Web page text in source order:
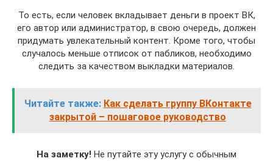
То есть, если человек вкладывает деньги в проект ВК,
его автор или администратор, в свою очередь, должен
придумать увлекательный контент. Кроме того, чтобы
случалось меньше отписок от пабликов, необходимо
следить за качеством выкладки материалов.
Читайте также: Как сделать группу ВКонтакте
закрытой – пошаговое руководство
На заметку! Не путайте эту услугу с обычным